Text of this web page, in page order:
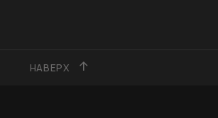
НАВЕРХ